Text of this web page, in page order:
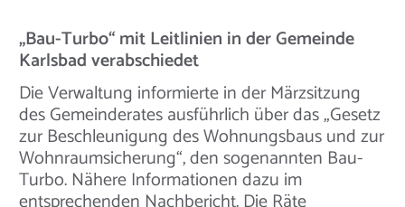
„Bau-Turbo“ mit Leitlinien in der Gemeinde
Karlsbad verabschiedet
Die Verwaltung informierte in der Märzsitzung
des Gemeinderates ausführlich über das „Gesetz
zur Beschleunigung des Wohnungsbaus und zur
Wohnraumsicherung“, den sogenannten Bau-
Turbo. Nähere Informationen dazu im